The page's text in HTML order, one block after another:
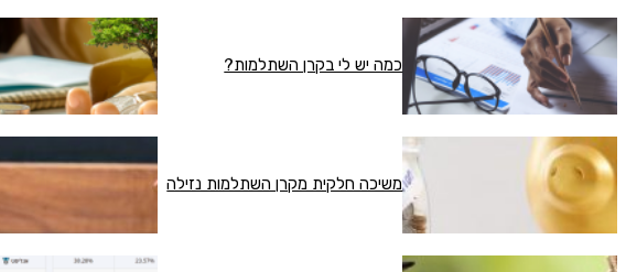
כמה יש לי בקרן השתלמות?
משיכה חלקית מקרן השתלמות נזילה